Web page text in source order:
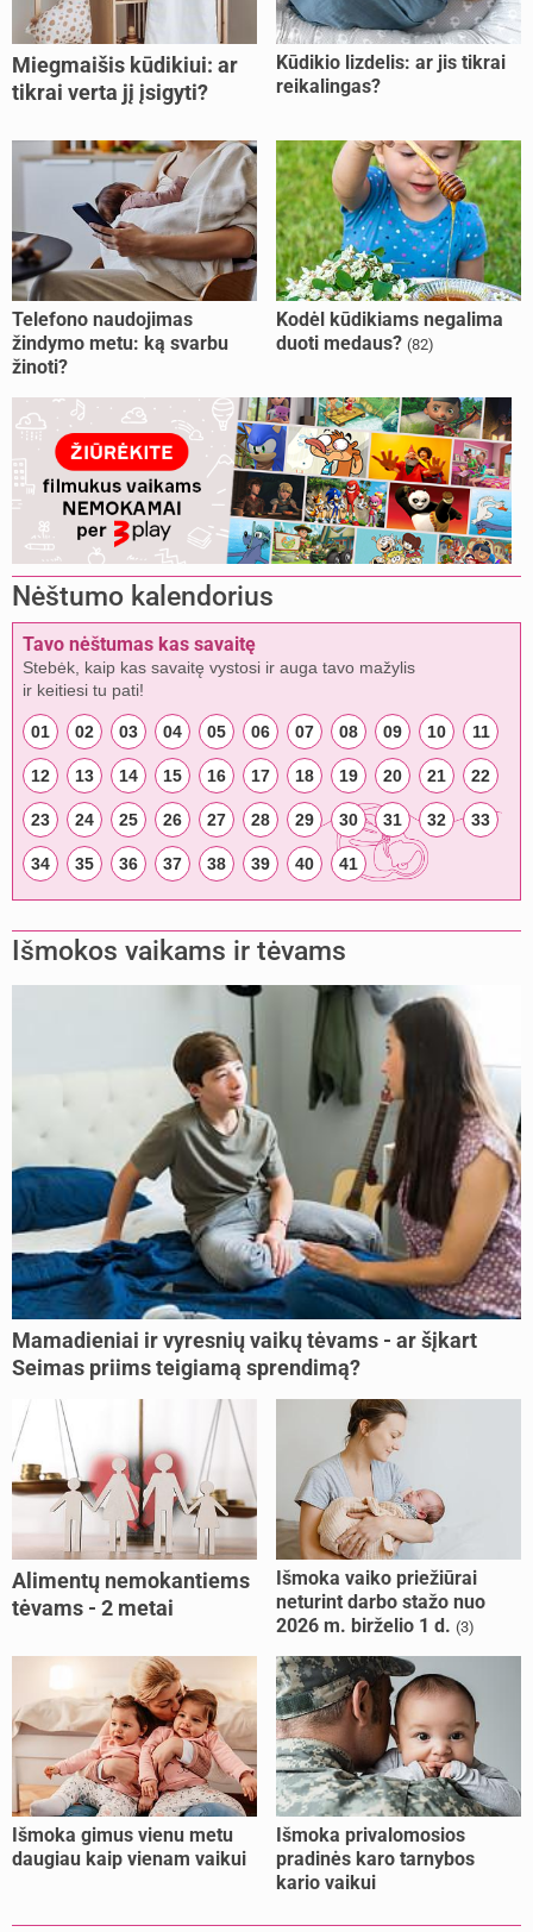
Miegmaišis kūdikiui: ar
tikrai verta jį įsigyti?
Kūdikio lizdelis: ar jis tikrai
reikalingas?
Telefono naudojimas
žindymo metu: ką svarbu
žinoti?
Kodėl kūdikiams negalima
duoti medaus? (82)
Nėštumo kalendorius
Tavo nėštumas kas savaitę
Stebėk, kaip kas savaitę vystosi ir auga tavo mažylis
ir keitiesi tu pati!
01 02 03 04 05 06 07 08 09 10 11
12 13 14 15 16 17 18 19 20 21 22
23 24 25 26 27 28 29 30 31 32 33
34 35 36 37 38 39 40 41
Išmokos vaikams ir tėvams
Mamadieniai ir vyresnių vaikų tėvams - ar šįkart
Seimas priims teigiamą sprendimą?
Alimentų nemokantiems
tėvams - 2 metai
Išmoka vaiko priežiūrai
neturint darbo stažo nuo
2026 m. birželio 1 d. (3)
Išmoka gimus vienu metu
daugiau kaip vienam vaikui
Išmoka privalomosios
pradinės karo tarnybos
kario vaikui